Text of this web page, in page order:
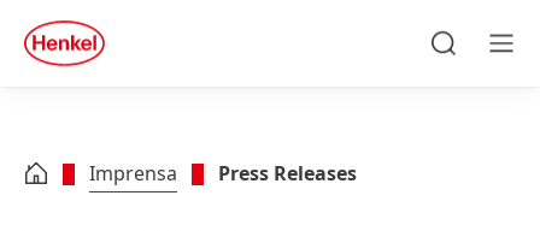
Skip to footer
quick
search
Imprensa Press Releases